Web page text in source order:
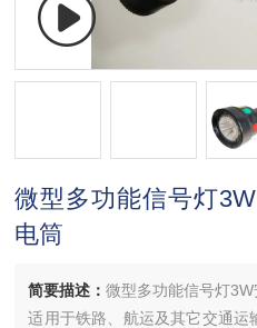
微型多功能信号灯
电筒
简要描述：微型多功能信号灯
适用于铁路、航运及其它交通运